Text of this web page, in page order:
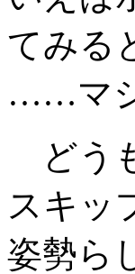
てみる
……マ
どう
スキッ
姿勢ら